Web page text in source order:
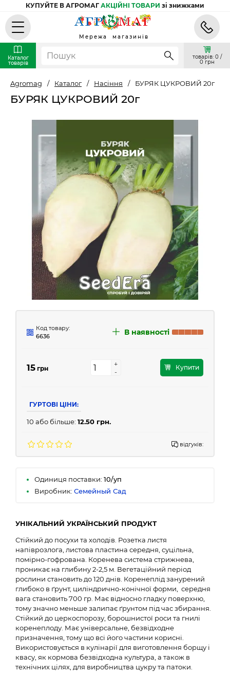
КУПУЙТЕ В АГРОМАГ АКЦІЙНІ ТОВАРИ зі знижками
Мережа магазинів
Каталог
товарів
товарів: 0 /
0 грн
Agromag / Каталог / Насіння / БУРЯК ЦУКРОВИЙ 20г
БУРЯК ЦУКРОВИЙ 20г
Код товару:
6636
В наявності
15 грн
+
-
+
-
Купити
ГУРТОВІ ЦІНИ:
10 або більше: 12.50 грн.
відгуків:
Одиниця поставки: 10/уп
Виробник: Семейный Сад
УНІКАЛЬНИЙ УКРАЇНСЬКИЙ ПРОДУКТ
Стійкий до посухи та холодів. Розетка листя
напіврозлога, листова пластина середня, суцільна,
помірно-гофрована. Коренева система стрижнева,
проникає на глибину 2-2,5 м. Вегетаційний період
рослини становить до 120 днів. Коренеплід занурений
глибоко в ґрунт, циліндрично-конічної форми, середня
вага становить 700 гр. Має відносно гладку поверхню,
тому значно меньше залипає ґрунтом під час збирання.
Стійкий до церкоспорозу, борошнистої роси та гнилі
коренеплоду. Має універсальне, безвідходне
призначення, тому що всі його частини корисні.
Використовується в кулінарії для виготовлення борщу і
квасу, як кормова безвідходна культура, а також в
технічних цілях, для виробництва цукру та патоки.